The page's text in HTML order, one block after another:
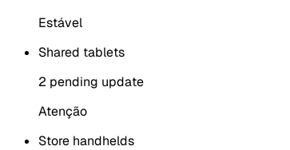
Estável
Shared tablets
2 pending update
Atenção
Store handhelds